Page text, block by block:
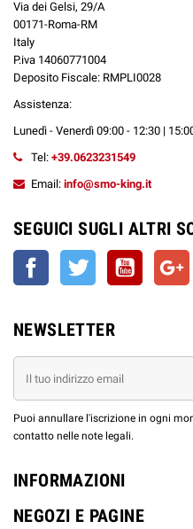
Via dei Gelsi, 29/A
00171-Roma-RM
Italy
P.iva 14060771004
Deposito Fiscale: RMPLI0028
Assistenza:
Lunedì - Venerdì 09:00 - 12:30 |
Tel: +39.0623231549
Email: info@smo-king.it
SEGUICI SUGLI ALTRI
Facebook Twitter YouTube
NEWSLETTER
Puoi annullare l'iscrizione in ogni
contatto nelle note legali.
INFORMAZIONI
NEGOZI E PAGINE